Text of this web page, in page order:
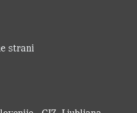
strani